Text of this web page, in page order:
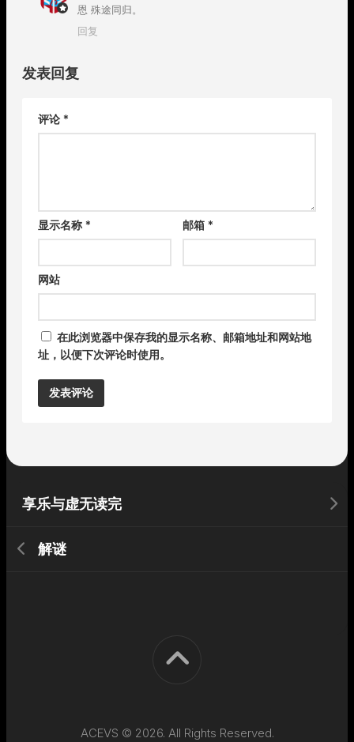
恩 殊途同归。
回复
发表回复
评论 *
显示名称 * 邮箱*
网站
在此浏览器中保存我的显示名称、邮箱地址和网站地
址，以便下次评论时使用。
享乐与虚无读完
解谜
ACEVS © 2026. All Rights Reserved.